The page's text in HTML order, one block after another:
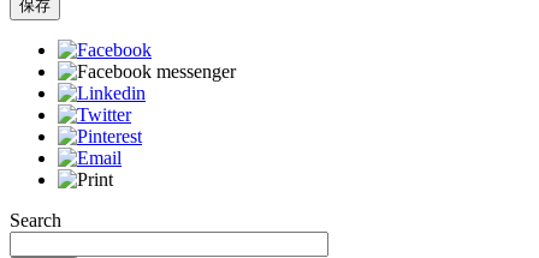
保存
Search